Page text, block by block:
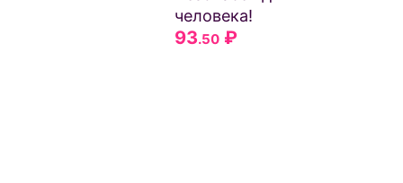
человека!
93.50₽